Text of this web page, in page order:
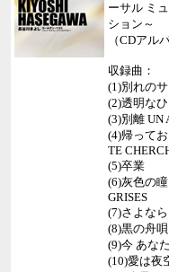
ーサル ミ
ション～
（CDアル
収録曲：
(1)別れの
(2)透明な
(3)別離 UN
(4)帰って
TE
(5)卒業
(6)灰色の瞳
GRISES
(7)さよなら
(8)黒の舟唄
(9)今 あな
(10)愛は夜